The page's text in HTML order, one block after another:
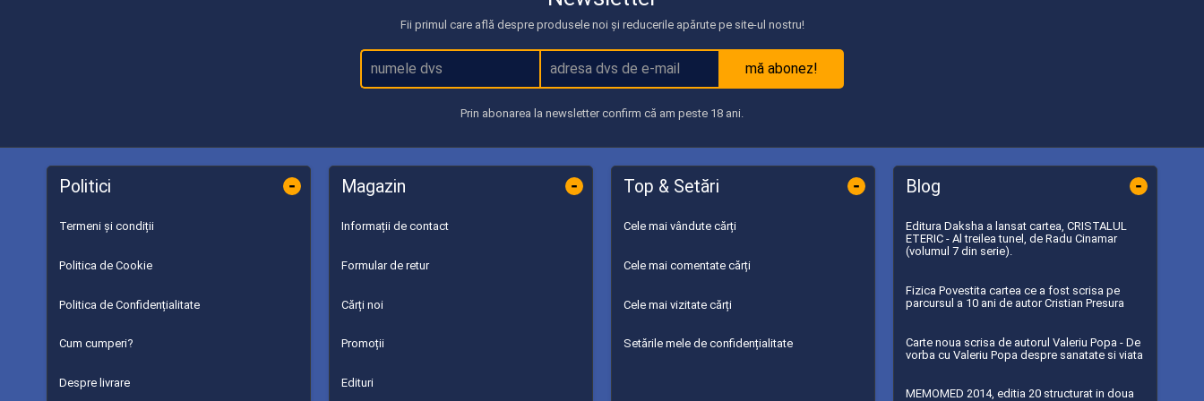
Fii primul care află despre produsele noi și reducerile apărute pe site-ul nostru!
mă abonez!
Prin abonarea la newsletter confirm că am peste 18 ani.
Politici -
Termeni și condiții
Politica de Cookie
Politica de Confidențialitate
Cum cumperi?
Despre livrare
Magazin -
Informații de contact
Formular de retur
Cărți noi
Promoții
Edituri
Top & Setări -
Cele mai vândute cărți
Cele mai comentate cărți
Cele mai vizitate cărți
Setările mele de confidențialitate
Blog -
Editura Daksha a lansat cartea, CRISTALUL
ETERIC - Al treilea tunel, de Radu Cinamar
(volumul 7 din serie).
Fizica Povestita cartea ce a fost scrisa pe
parcursul a 10 ani de autor Cristian Presura
Carte noua scrisa de autorul Valeriu Popa - De
vorba cu Valeriu Popa despre sanatate si viata
MEMOMED 2014, editia 20 structurat in doua